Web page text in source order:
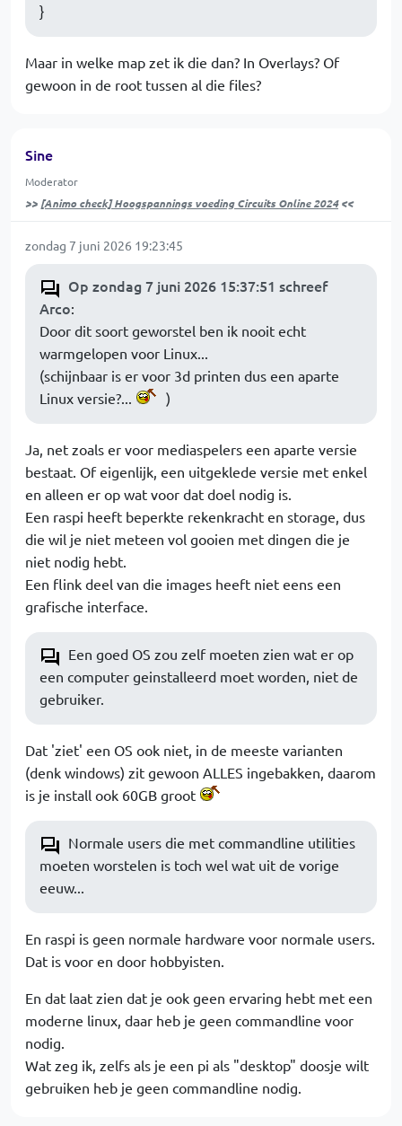
}
Maar in welke map zet ik die dan? In Overlays? Of
gewoon in de root tussen al die files?
Sine
Moderator
>> [Animo check] Hoogspannings voeding Circuits Online 2024<<
zondag 7 juni 2026 19:23:45
Op zondag 7 juni 2026 15:37:51 schreef
Arco:
Door dit soort geworstel ben ik nooit echt
warmgelopen voor Linux...
(schijnbaar is er voor 3d printen dus een aparte
Linux versie?...
)
Ja, net zoals er voor mediaspelers een aparte versie
bestaat. Of eigenlijk, een uitgeklede versie met enkel
en alleen er op wat voor dat doel nodig is.
Een raspi heeft beperkte rekenkracht en storage, dus
die wil je niet meteen vol gooien met dingen die je
niet nodig hebt.
Een flink deel van die images heeft niet eens een
grafische interface.
Een goed OS zou zelf moeten zien wat er op
een computer geinstalleerd moet worden, niet de
gebruiker.
Dat 'ziet' een OS ook niet, in de meeste varianten
(denk windows) zit gewoon ALLES ingebakken, daarom
is je install ook 60GB groot
Normale users die met commandline utilities
moeten worstelen is toch wel wat uit de vorige
eeuw...
En raspi is geen normale hardware voor normale users.
Dat is voor en door hobbyisten.
En dat laat zien dat je ook geen ervaring hebt met een
moderne linux, daar heb je geen commandline voor
nodig.
Wat zeg ik, zelfs als je een pi als "desktop" doosje wilt
gebruiken heb je geen commandline nodig.